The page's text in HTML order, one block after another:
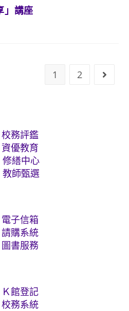
」講座
1 2 Go to
校務評鑑
資優教育
修繕中心
教師甄選
電子信箱
請購系統
圖書服務
Ｋ館登記
校務系統